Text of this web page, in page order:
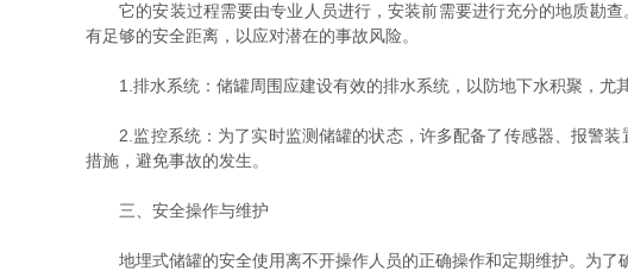
它的安装过程需要由专业人员进行，安装前需要进行充分的地质勘查
有足够的安全距离，以应对潜在的事故风险。
1.排水系统：储罐周围应建设有效的排水系统，以防地下水积聚，尤
2.监控系统：为了实时监测储罐的状态，许多配备了传感器、报警装
措施，避免事故的发生。
三、安全操作与维护
地埋式储罐的安全使用离不开操作人员的正确操作和定期维护。为了